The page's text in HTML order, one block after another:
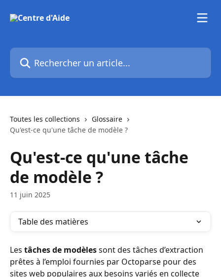
Rechercher un article...
Toutes les collections
Glossaire
Qu'est-ce qu'une tâche de modèle ?
Qu'est-ce qu'une tâche
de modèle ?
11 juin 2025
Table des matières
Les tâches de modèles sont des tâches d’extraction
prêtes à l’emploi fournies par Octoparse pour des
sites web populaires aux besoins variés en collecte